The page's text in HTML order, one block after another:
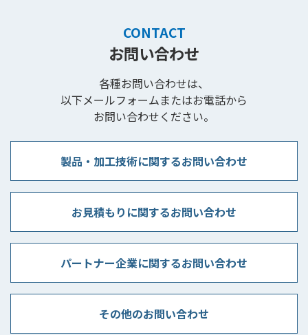
CONTACT
お問い合わせ
各種お問い合わせは、
以下メールフォームまたはお電話から
お問い合わせください。
製品・加工技術に関するお問い合わせ
お見積もりに関するお問い合わせ
パートナー企業に関するお問い合わせ
その他のお問い合わせ